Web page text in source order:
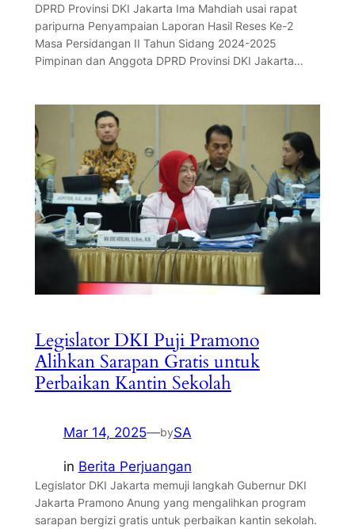
DPRD Provinsi DKI Jakarta Ima Mahdiah usai rapat
paripurna Penyampaian Laporan Hasil Reses Ke-2
Masa Persidangan II Tahun Sidang 2024-2025
Pimpinan dan Anggota DPRD Provinsi DKI Jakarta…
Legislator DKI Puji Pramono
Alihkan Sarapan Gratis untuk
Perbaikan Kantin Sekolah
Mar 14, 2025—bySA
in Berita Perjuangan
Legislator DKI Jakarta memuji langkah Gubernur DKI
Jakarta Pramono Anung yang mengalihkan program
sarapan bergizi gratis untuk perbaikan kantin sekolah.